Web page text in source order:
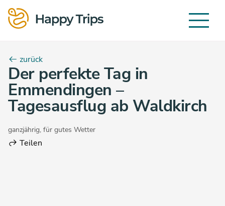
zurück
Der perfekte Tag in
Emmendingen –
Tagesausflug ab Waldkirch
ganzjährig, für gutes Wetter
Teilen